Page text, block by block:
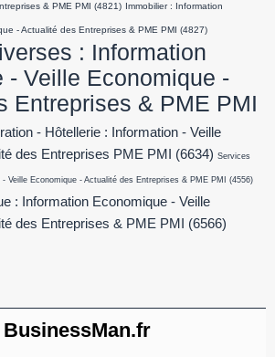
& PME PMI (4821) Immobilier : Information
- Actualité des Entreprises & PME PMI (4827)
: Information
- Veille Economique -
Entreprises & PME PMI
- Hôtellerie : Information - Veille
des Entreprises PME PMI
(6634) Services
Veille Economique - Actualité des Entreprises & PME PMI (4556)
: Information Economique - Veille
des Entreprises & PME PMI
(6566)